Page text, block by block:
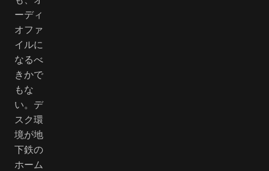
ーディ
オファ
イルに
なるべ
きかで
もな
い。デ
スク環
境が地
下鉄の
ホーム